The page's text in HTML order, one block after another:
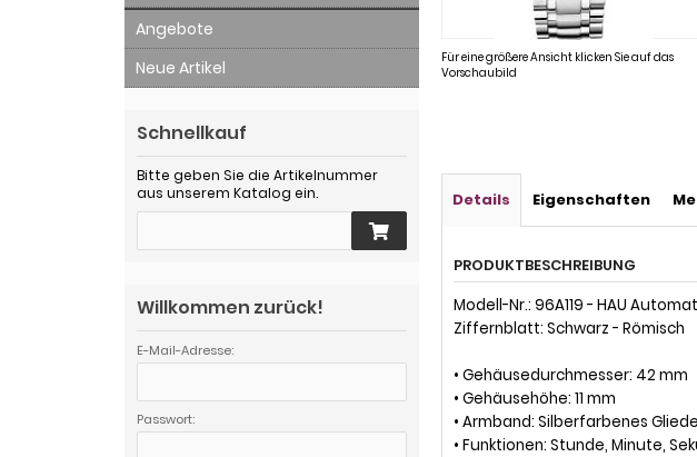
Für eine größere Ansicht klicken Sie auf das
Vorschaubild
Details Eigenschaften
PRODUKTBESCHREIBUNG
Modell-Nr.: 96A119 - HAU
Ziffernblatt: Schwarz - Römisch
• Gehäusedurchmesser: 42 mm
• Gehäusehöhe: 11 mm
• Armband: Silberfarbenes
• Funktionen: Stunde, Minute,
Angebote
Neue Artikel
Schnellkauf
Bitte geben Sie die Artikelnummer
aus unserem Katalog ein.
Willkommen zurück!
E-Mail-Adresse:
Passwort: